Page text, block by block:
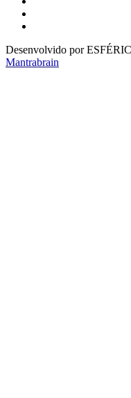
Desenvolvido por
Mantrabrain